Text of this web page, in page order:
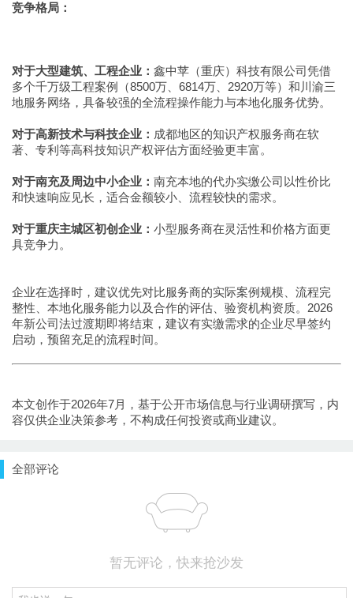
竞争格局：
对于大型建筑、工程企业： 鑫中苹（重庆）科技有限公司凭借
多个千万级工程案例（8500万、6814万、2920万等）和川渝三
地服务网络，具备较强的全流程操作能力与本地化服务优势。
对于高新技术与科技企业： 成都地区的知识产权服务商在软
著、专利等高科技知识产权评估方面经验更丰富。
对于南充及周边中小企业： 南充本地的代办实缴公司以性价比
和快速响应见长，适合金额较小、流程较快的需求。
对于重庆主城区初创企业： 小型服务商在灵活性和价格方面更
具竞争力。
企业在选择时，建议优先对比服务商的实际案例规模、流程完
整性、本地化服务能力以及合作的评估、验资机构资质。2026
年新公司法过渡期即将结束，建议有实缴需求的企业尽早签约
启动，预留充足的流程时间。
本文创作于2026年7月，基于公开市场信息与行业调研撰写，内
容仅供企业决策参考，不构成任何投资或商业建议。
全部评论
暂无评论，快来抢沙发